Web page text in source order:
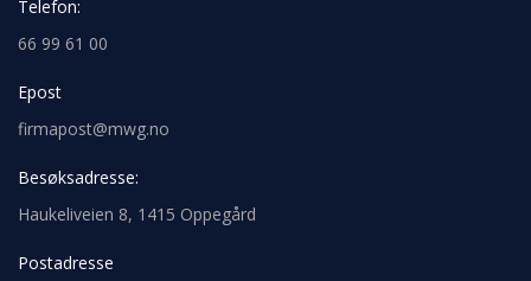
Telefon:
66 99 61 00
Epost
firmapost@mwg.no
Besøksadresse:
Haukeliveien 8, 1415 Oppegård
Postadresse